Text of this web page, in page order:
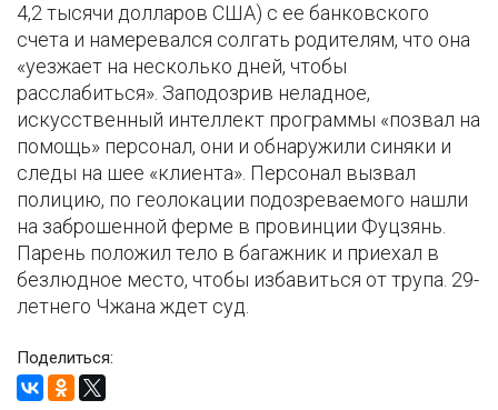
4,2 тысячи долларов США) с ее банковского
счета и намеревался солгать родителям, что она
«уезжает на несколько дней, чтобы
расслабиться». Заподозрив неладное,
искусственный интеллект программы «позвал на
помощь» персонал, они и обнаружили синяки и
следы на шее «клиента». Персонал вызвал
полицию, по геолокации подозреваемого нашли
на заброшенной ферме в провинции Фуцзянь.
Парень положил тело в багажник и приехал в
безлюдное место, чтобы избавиться от трупа. 29-
летнего Чжана ждет суд.
Поделиться: